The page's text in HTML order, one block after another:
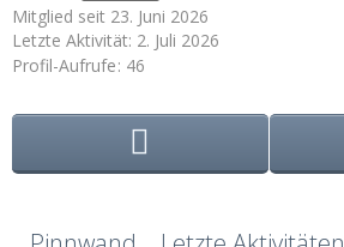
Mitglied seit 23. Juni 2026
Letzte Aktivität: 2. Juli 2026
Profil-Aufrufe 46